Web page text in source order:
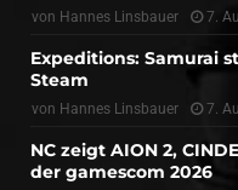
von Hannes Linsbauer 7.
Expeditions: Samurai
Steam
von Hannes Linsbauer 7.
NC zeigt AION 2,
der gamescom 2026